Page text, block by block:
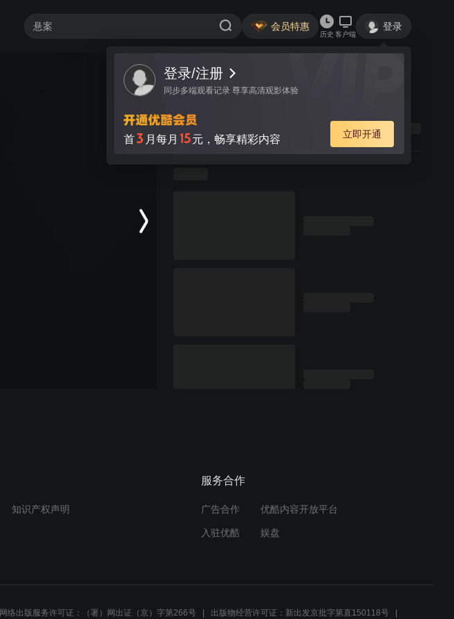
会员特惠
历史 客户端
登录
登录/注册
同步多端观看记录 尊享高清观影体验
首3 月每月 15元，畅享精彩内容 立即开通
知识产权声明
服务合作
广告合作 优酷内容开放平台
入驻优酷 娱盘
网络出版服务许可证：（署）网出证（京）字第266号 出版物经营许可证：新出发京批字第直150118号